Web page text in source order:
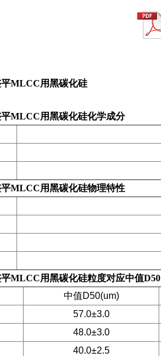
MLCC用黑碳化硅
MLCC用黑碳化硅化学成分
MLCC用黑碳化硅物理特性
MLCC用黑碳化硅粒度对应中值D50
中值D50(um)
57.0±3.0
48.0±3.0
40.0±2.5